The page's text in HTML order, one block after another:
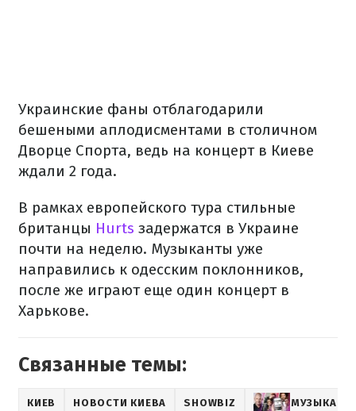
Украинские фаны отблагодарили
бешеными аплодисментами в столичном
Дворце Спорта, ведь на концерт в Киеве
ждали 2 года.
В рамках европейского тура стильные
британцы Hurts задержатся в Украине
почти на неделю. Музыканты уже
направились к одесским поклонников,
после же играют еще один концерт в
Харькове.
Связанные темы:
КИЕВ НОВОСТИ КИЕВА SHOWBIZ МУЗЫКА